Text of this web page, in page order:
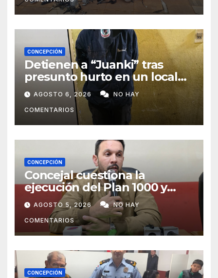
CONCEPCIÓN
Detienen a “Juanki” tras
presunto hurto en un local
comercial
AGOSTO 6, 2026 NO HAY
COMENTARIOS
CONCEPCIÓN
Concejal cuestiona la
ejecución del Plan 1000 y
pide mayor participación del
municipio
AGOSTO 5, 2026 NO HAY
COMENTARIOS
CONCEPCIÓN